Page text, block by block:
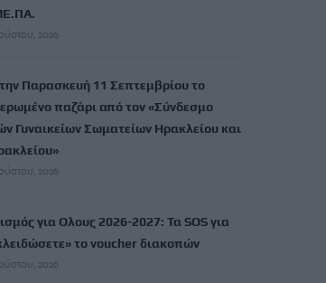
2026
Παρασκευή 11 Σεπτεμβρίου το
παζάρι από τον «Σύνδεσμο
Γυναικείων Σωματείων Ηρακλείου και
2026
για Ολους 2026-2027: Τα SOS για
το voucher διακοπών
2026